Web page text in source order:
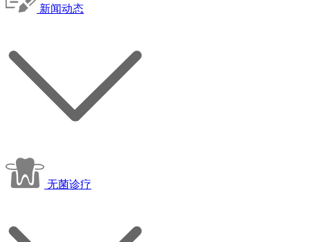
新闻动态
无菌诊疗